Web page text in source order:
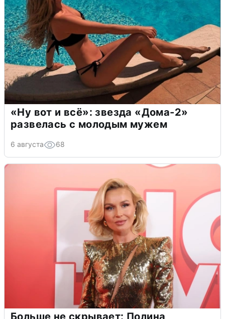
«Ну вот и всё»: звезда «Дома-2»
развелась с молодым мужем
6 августа 68
Больше не скрывает: Полина